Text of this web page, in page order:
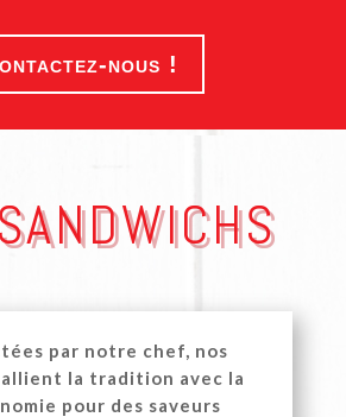
nous !
par notre chef, nos
la tradition avec la
pour des saveurs